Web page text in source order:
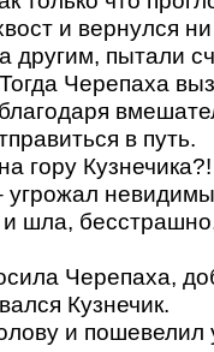
и вернулся
другим, пытали
Черепаха
в путь.
гору
угрожал
шла,
Черепаха,
Кузнечик.
и пошевелил